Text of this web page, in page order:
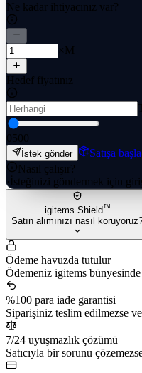
Ne kadar ihtiyacınız var?
×M
Hedef fiyatınız
0500
İstek gönder
Satışa başla
Nasıl çalışır?
· İsteğinizi göndermek için
igitems Shield™
Satın alımınızı nasıl
Ödeme havuzda tutulur
Ödemeniz igitems bünyesinde
%100 para iade garantisi
Siparişiniz teslim edilmezse
7/24 uyuşmazlık çözümü
Satıcıyla bir sorunu